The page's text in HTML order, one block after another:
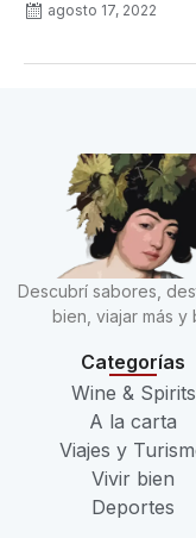
agosto 17, 2022
Descubrí sabores,
bien, viajar más
Categorías
Wine & Spirits
A la carta
Viajes y
Vivir bien
Deportes